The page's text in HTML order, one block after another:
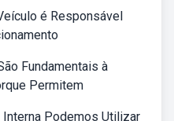
é Responsável
Fundamentais à
Permitem
Interna Podemos Utilizar